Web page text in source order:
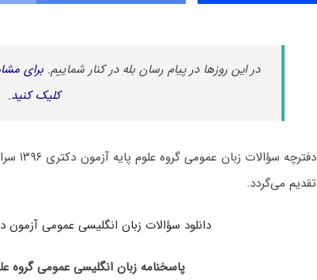
در این روزها در پیام رسان بله در کنار شماییم. برای
کلیک کنید.
دفترچه
تقدیم می‌گردد.
دانلود سؤالات زبان انگلیسی عمومی آزمون دکتری ۹۶ – ۹۷ گروه
پاسخنامه زبان انگلیسی عمومی گروه